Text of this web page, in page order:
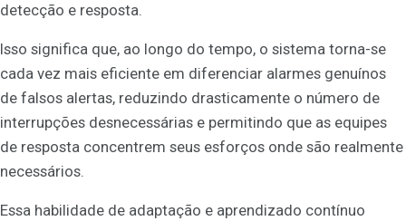
detecção e resposta.
Isso significa que, ao longo do tempo, o sistema torna-se
cada vez mais eficiente em diferenciar alarmes genuínos
de falsos alertas, reduzindo drasticamente o número de
interrupções desnecessárias e permitindo que as equipes
de resposta concentrem seus esforços onde são realmente
necessários.
Essa habilidade de adaptação e aprendizado contínuo